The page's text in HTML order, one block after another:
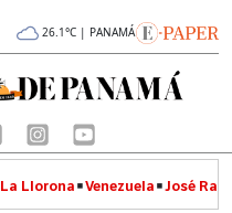
26.1°C | PANAMÁ
La Llorona Venezuela José